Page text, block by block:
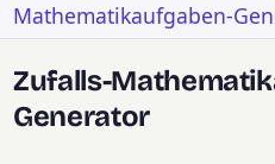
Mathematikaufgaben-
Zufalls-
Generator